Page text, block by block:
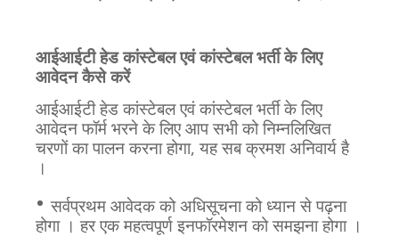
आईआईटी हेड कांस्टेबल एवं कांस्टेबल भर्ती के लिए
आवेदन कैसे करें
आईआईटी हेड कांस्टेबल एवं कांस्टेबल भर्ती के लिए
आवेदन फॉर्म भरने के लिए आप सभी को निम्नलिखित
चरणों का पालन करना होगा, यह सब क्रमश अनिवार्य है
।
• सर्वप्रथम आवेदक को अधिसूचना को ध्यान से पढ़ना
होगा । हर एक महत्वपूर्ण इनफॉरमेशन को समझना होगा ।